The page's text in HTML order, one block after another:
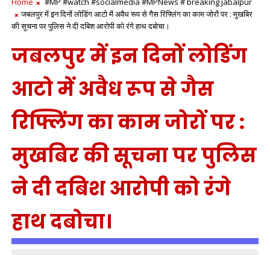
जबलपुर में इन दिनों लोडिंग आटो में अवैध रूप से गैस रिफ्लिंग का काम जोरों पर : मुखबिर
की सूचना पर पुलिस ने दी दबिश आरोपी को रंगे हाथ दबोचा।
जबलपुर में इन दिनों लोडिंग
आटो में अवैध रूप से गैस
रिफ्लिंग का काम जोरों पर :
मुखबिर की सूचना पर पुलिस
ने दी दबिश आरोपी को रंगे
हाथ दबोचा।